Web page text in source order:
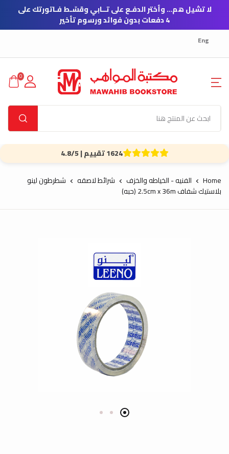
لا تشيل هم… وأختر الدفـع على تــابي وقسّـط فـاتورتك على
4 دفعات بدون فوائد ورسوم تأخير
Eng
0
1624 تقييم | 4.8/5
Home الفنيه - الخياطه والخزف شرائط لاصقه
شطرطون لينو
بلاستيك شفاف 2.5cm x 36m (حبه)